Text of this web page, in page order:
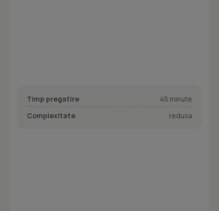
Timp pregatire
45 minute
Complexitate
redusa